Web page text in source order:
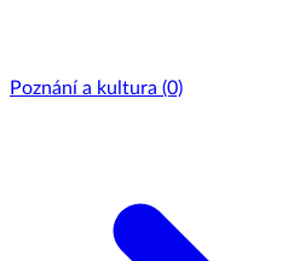
Poznání a kultura (0)